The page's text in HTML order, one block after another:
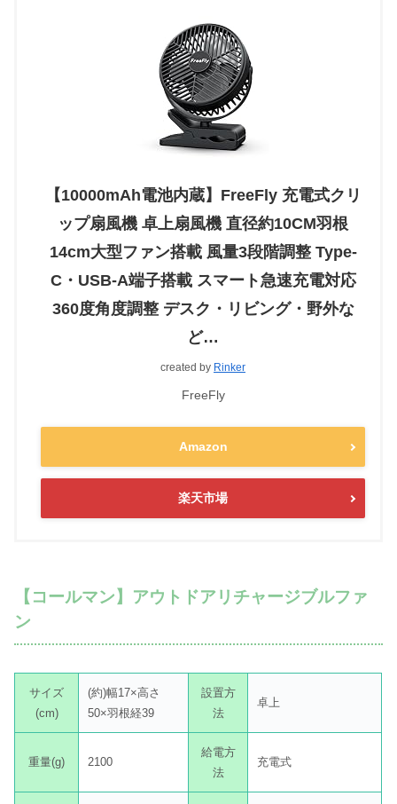
【10000mAh電池内蔵】FreeFly 充電式クリ
ップ扇風機 卓上扇風機 直径約10CM羽根
14cm大型ファン搭載 風量3段階調整 Type-
C・USB-A端子搭載 スマート急速充電対応
360度角度調整 デスク・リビング・野外な
ど…
created by Rinker
FreeFly
Amazon
楽天市場
【コールマン】アウトドアリチャージブルファ
ン
サイズ
(cm)
(約)幅17×高さ
50×羽根経39
設置方
法
卓上
重量(g) 2100
給電方
法
充電式